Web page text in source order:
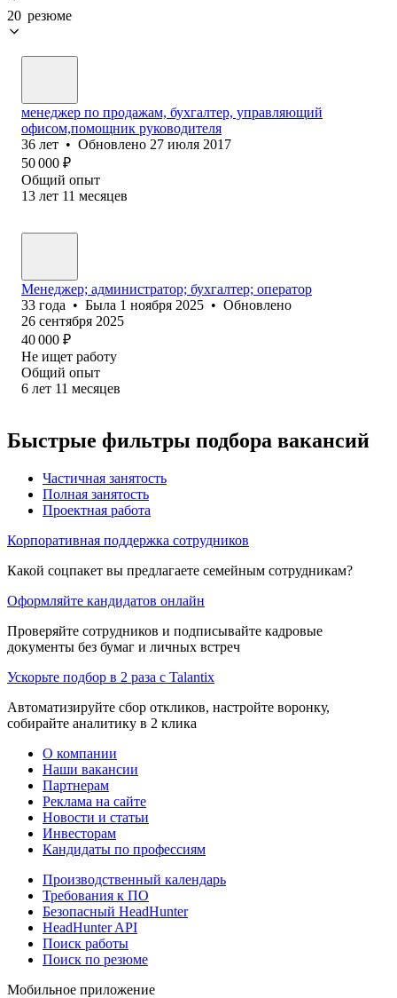
20 резюме
менеджер по продажам, бухгалтер, управляющий
офисом,помощник руководителя
36 лет • Обновлено 27 июля 2017
50 000 ₽
Общий опыт
13 лет 11 месяцев
Менеджер; администратор; бухгалтер; оператор
33 года • Была 1 ноября 2025 • Обновлено
26 сентября 2025
40 000 ₽
Не ищет работу
Общий опыт
6 лет 11 месяцев
Быстрые фильтры подбора вакансий
Частичная занятость
Полная занятость
Проектная работа
Корпоративная поддержка сотрудников
Какой соцпакет вы предлагаете семейным сотрудникам?
Оформляйте кандидатов онлайн
Проверяйте сотрудников и подписывайте кадровые
документы без бумаг и личных встреч
Ускорьте подбор в 2 раза с Talantix
Автоматизируйте сбор откликов, настройте воронку,
собирайте аналитику в 2 клика
О компании
Наши вакансии
Партнерам
Реклама на сайте
Новости и статьи
Инвесторам
Кандидаты по профессиям
Производственный календарь
Требования к ПО
Безопасный HeadHunter
HeadHunter API
Поиск работы
Поиск по резюме
Мобильное приложение